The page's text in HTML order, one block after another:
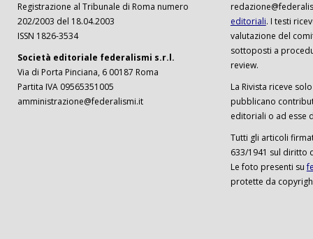
Registrazione al Tribunale di Roma numero
202/2003 del 18.04.2003
ISSN 1826-3534
Società editoriale federalismi s.r.l.
Via di Porta Pinciana, 6 00187 Roma
Partita IVA 09565351005
amministrazione@federalismi.it
editoriali. I testi
valutazione del
sottoposti a
review.
La Rivista riceve
pubblicano
editoriali o ad esse
Tutti gli articoli
633/1941 sul diritto
Le foto presenti su
protette da